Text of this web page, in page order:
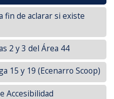
fin de aclarar si existe
2 y 3 del Área 44
15 y 19 (Ecenarro Scoop)
Accesibilidad